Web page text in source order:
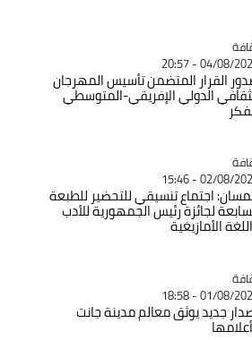
04/08/2026 -
القرار المتضمن تأسيس المهرجان
الدولي الإفريقي-المتوسطي
02/08/2026 -
اجتماع تنسيقي للتحضير للطبعة
لجائزة رئيس الجمهورية للأدب
الأمازيغية
01/08/2026 -
جديد يوثق معالم مدينة جانت